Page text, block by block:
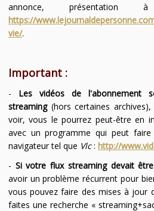
annonce,
https://
vie/.
Important :
- Les vidéos de l'abonnement
streaming(hors certaines
voir, vous le pourrez peut-être en
avec un programme qui peut
navigateur tel que Vlc: http://
- Si votre flux streaming devait
avoir un problème récurrent pour
vous pouvez faire des mises à jour
faites une recherche «